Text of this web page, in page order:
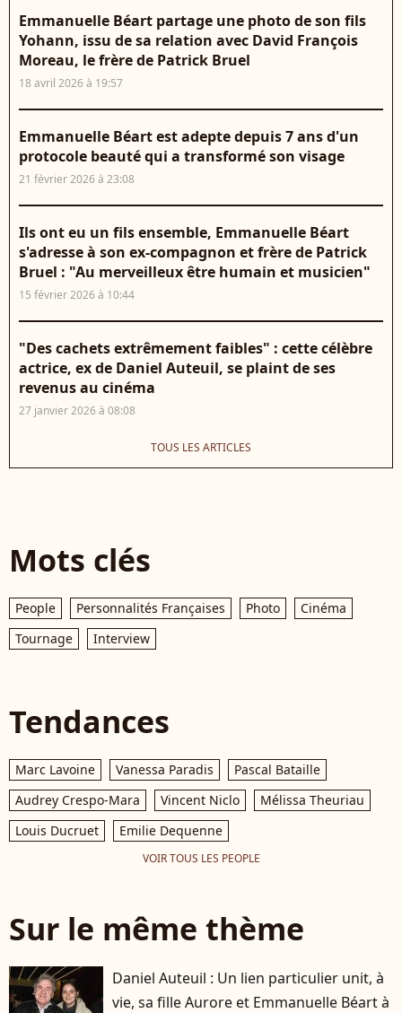
Emmanuelle Béart partage une photo de son fils
Yohann, issu de sa relation avec David François
Moreau, le frère de Patrick Bruel
18 avril 2026 à 19:57
Emmanuelle Béart est adepte depuis 7 ans d'un
protocole beauté qui a transformé son visage
21 février 2026 à 23:08
Ils ont eu un fils ensemble, Emmanuelle Béart
s'adresse à son ex-compagnon et frère de Patrick
Bruel : "Au merveilleux être humain et musicien"
15 février 2026 à 10:44
"Des cachets extrêmement faibles" : cette célèbre
actrice, ex de Daniel Auteuil, se plaint de ses
revenus au cinéma
27 janvier 2026 à 08:08
TOUS LES ARTICLES
Mots clés
People Personnalités Françaises Photo
Cinéma
Tournage
Interview
Tendances
Marc Lavoine Vanessa Paradis
Pascal Bataille
Audrey Crespo-Mara
Vincent Niclo
Mélissa Theuriau
Louis Ducruet
Emilie Dequenne
VOIR TOUS LES PEOPLE
Sur le même thème
Daniel Auteuil : Un lien particulier unit, à
vie, sa fille Aurore et Emmanuelle Béart à